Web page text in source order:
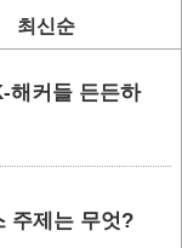
최신순
해커들 든든하
주제는 무엇?